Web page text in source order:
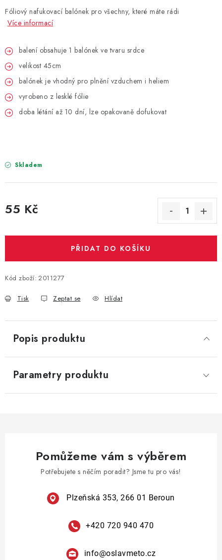
DÁRKY
LAMPIONY
OSLAVA PODLE BAREV
PARTY FOTOKOUTEK
ROZLUČKA SE SVOBODOU
VYSTŘELOVACÍ KONFETY
Kontakty
Obchodní podmínky
Fóliový nafukovací balónek pro všechny, které máte rádi
Více informací
balení obsahuje 1 balónek ve tvaru srdce
velikost 45cm
balónek je vhodný pro plnění vzduchem i heliem
vyrobeno z lesklé fólie
doba létání až 10 dní, lze opakovaně dofukovat
Skladem
55 Kč
PŘIDAT DO KOŠÍKU
Kód zboží: 2011277
Tisk Zeptat se Hlídat
Popis produktu
Parametry produktu
Pomůžeme vám s výběrem
Potřebujete s něčím poradit? Jsme tu pro vás!
Plzeňská 353, 266 01 Beroun
+420 720 940 470
info@oslavmeto.cz